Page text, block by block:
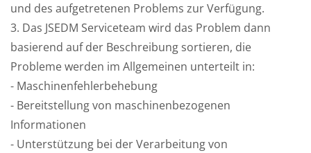
und des aufgetretenen Problems zur Verfügung.
3. Das JSEDM Serviceteam wird das Problem dann
basierend auf der Beschreibung sortieren, die
Probleme werden im Allgemeinen unterteilt in:
- Maschinenfehlerbehebung
- Bereitstellung von maschinenbezogenen
Informationen
- Unterstützung bei der Verarbeitung von